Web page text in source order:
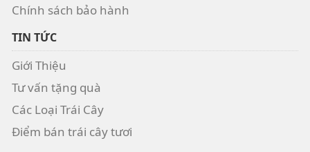
Chính sách bảo hành
TIN TỨC
Giới Thiệu
Tư vấn tặng quà
Các Loại Trái Cây
Điểm bán trái cây tươi